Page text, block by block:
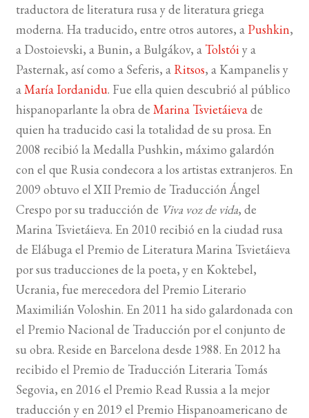
traductora de literatura rusa y de literatura griega
moderna. Ha traducido, entre otros autores, a Pushkin,
a Dostoievski, a Bunin, a Bulgákov, a Tolstóiy a
Pasternak, así como a Seferis, a Ritsos, a Kampanelis y
aMaría Iordanidu. Fue ella quien descubrió al público
hispanoparlante la obra de Marina Tsvietáievade
quien ha traducido casi la totalidad de su prosa. En
2008 recibió la Medalla Pushkin, máximo galardón
con el que Rusia condecora a los artistas extranjeros. En
2009 obtuvo el XII Premio de Traducción Ángel
Crespo por su traducción de Viva voz de vida, de
Marina Tsvietáieva. En 2010 recibió en la ciudad rusa
de Elábuga el Premio de Literatura Marina Tsvietáieva
por sus traducciones de la poeta, y en Koktebel,
Ucrania, fue merecedora del Premio Literario
Maximilián Voloshin. En 2011 ha sido galardonada con
el Premio Nacional de Traducción por el conjunto de
su obra. Reside en Barcelona desde 1988. En 2012 ha
recibido el Premio de Traducción Literaria Tomás
Segovia, en 2016 el Premio Read Russia a la mejor
traducción y en 2019 el Premio Hispanoamericano de